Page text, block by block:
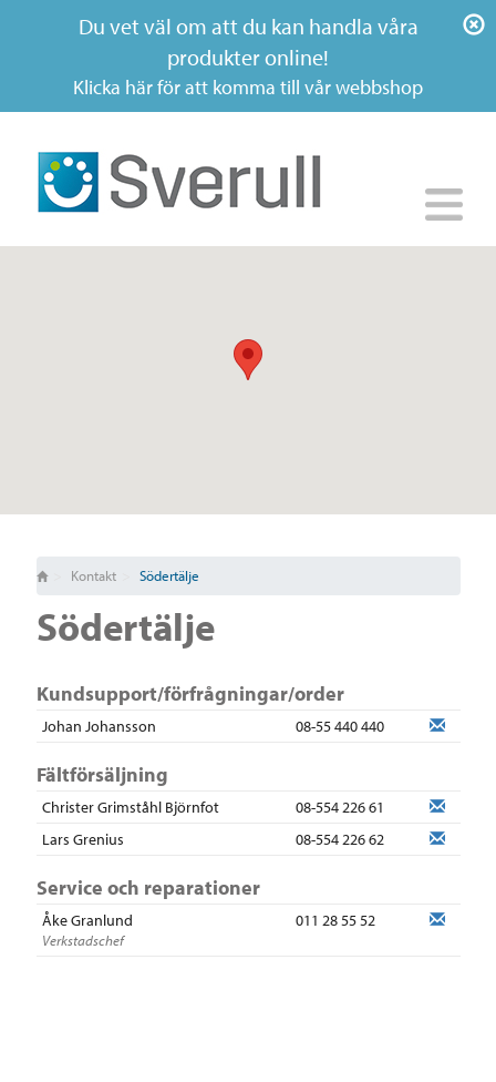
Du vet väl om att du kan handla våra
produkter online!
Klicka här för att komma till vår webbshop
Kontakt Södertälje
Södertälje
Kundsupport/förfrågningar/order
Johan Johansson 08-55 440 440
Fältförsäljning
Christer Grimståhl Björnfot
08-554 226 61
Lars Grenius
08-554 226 62
Service och reparationer
Åke Granlund
Verkstadschef
011 28 55 52